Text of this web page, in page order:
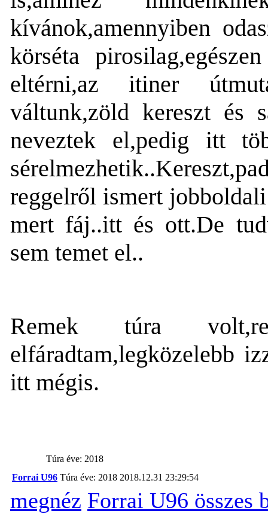
kívánok,amennyiben
körséta
eltérni,az itiner
váltunk,zöld kereszt és
neveztek el,pedig itt
reggelről ismert
mert fáj..itt és ott.De
sem temet el..
Remek túra
elfáradtam,legközelebb
itt mégis.
Túra éve: 2018
Forrai U96 Túra éve: 2018 2018.12.31 23:29:54
megnéz Forrai U96 összes